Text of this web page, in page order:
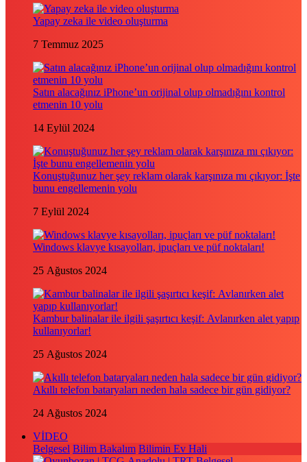
Yapay zeka ile video oluşturma
7 Temmuz 2025
Satın alacağınız iPhone’un orijinal olup olmadığını kontrol
etmenin 10 yolu
14 Eylül 2024
Konuştuğunuz her şey reklam olarak karşınıza mı çıkıyor: İşte
bunu engellemenin yolu
7 Eylül 2024
Windows klavye kısayolları, ipuçları ve püf noktaları!
25 Ağustos 2024
Kambur balinalar ile ilgili şaşırtıcı keşif: Avlanırken alet yapıp
kullanıyorlar!
25 Ağustos 2024
Akıllı telefon bataryaları neden hala sadece bir gün gidiyor?
24 Ağustos 2024
VİDEO
Belgesel Bilim Bakalım Bilimin Ev Hali